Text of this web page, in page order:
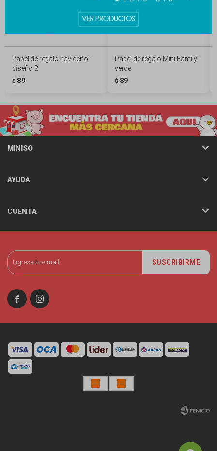
Papel de regalo navideño -
diseño 2
$ 89
Papel de regalo Mini Family -
verde
$ 89
SUSCRIBIRME
 
MINISO
AYUDA
CUENTA